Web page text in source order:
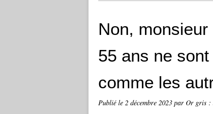
Non,
55 ans ne
comme les
Publié le 2 décembre 2023 par Or gris :